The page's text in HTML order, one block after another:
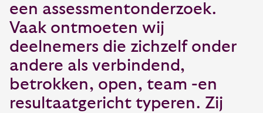
een assessmentonderzoek.
Vaak ontmoeten wij
deelnemers die zichzelf onder
andere als verbindend,
betrokken, open, team -en
resultaatgericht typeren. Zij